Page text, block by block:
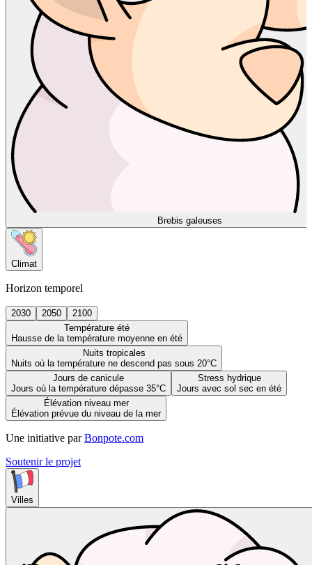
Brebis galeuses
Climat
Horizon temporel
2030 2050
2100
Température été
Hausse de la température moyenne en été
Nuits tropicales
Nuits où la température ne descend pas sous 20°C
Jours de canicule
Jours où la température dépasse 35°C
Stress hydrique
Jours avec sol sec en été
Élévation niveau mer
Élévation prévue du niveau de la mer
Une initiative par Bonpote.com
Soutenir le projet
Villes